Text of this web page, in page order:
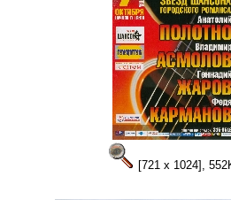
[721 x 1024],